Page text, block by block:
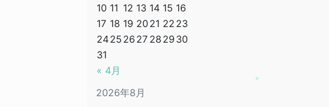
2026年8月
« 4月
10 11 12 13 14 15 16
17 18 19 20 21 22 23
2425 26 27 28 29 30
31